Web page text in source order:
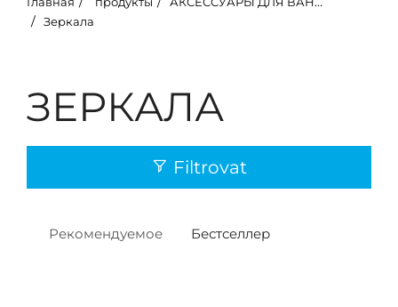
Зеркала
ЗЕРКАЛА
Filtrovat
Рекомендуемое Бестселлер